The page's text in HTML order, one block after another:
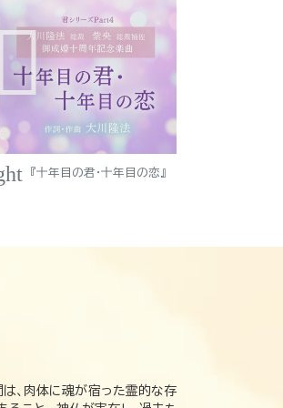
『十年目の君・十年目の恋』
、肉体に魂が宿った霊的な存